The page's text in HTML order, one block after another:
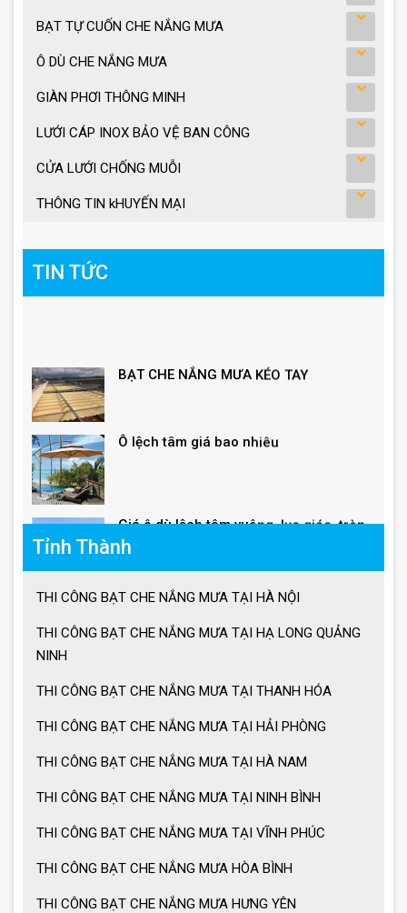
BẠT TỰ CUỐN CHE NẮNG MƯA
Ô DÙ CHE NẮNG MƯA
GIÀN PHƠI THÔNG MINH
LƯỚI CÁP INOX BẢO VỆ BAN CÔNG
CỬA LƯỚI CHỐNG MUỖI
THÔNG TIN kHUYẾN MẠI
TIN TỨC
Giá ô lệch tâm vuông
Lưu ý khi sử dụng ô dù che nắng mưa
Ưu điểm ô dù che nắng mưa
Cách chọn ô dù che nắng mưa
Ô dù che nắng mưa giá tốt
Tỉnh Thành
THI CÔNG BẠT CHE NẮNG MƯA TẠI HÀ NỘI
THI CÔNG BẠT CHE NẮNG MƯA TẠI HẠ LONG QUẢNG
NINH
THI CÔNG BẠT CHE NẮNG MƯA TẠI THANH HÓA
THI CÔNG BẠT CHE NẮNG MƯA TẠI HẢI PHÒNG
THI CÔNG BẠT CHE NẮNG MƯA TẠI HÀ NAM
THI CÔNG BẠT CHE NẮNG MƯA TẠI NINH BÌNH
THI CÔNG BẠT CHE NẮNG MƯA TẠI VĨNH PHÚC
THI CÔNG BẠT CHE NẮNG MƯA HÒA BÌNH
THI CÔNG BẠT CHE NẮNG MƯA HƯNG YÊN